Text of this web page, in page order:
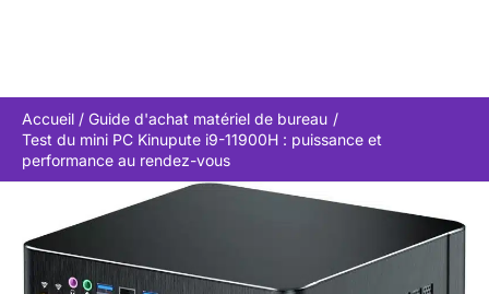
Accueil
Guide d'achat matériel de bureau
Test du mini PC Kinupute i9-11900H : puissance et
performance au rendez-vous